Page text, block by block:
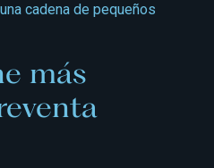
cadena de pequeños
más